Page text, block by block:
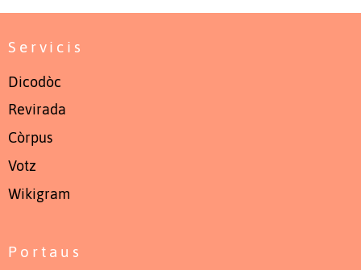
Servicis
Dicodòc
Revirada
Còrpus
Votz
Wikigram
Portaus